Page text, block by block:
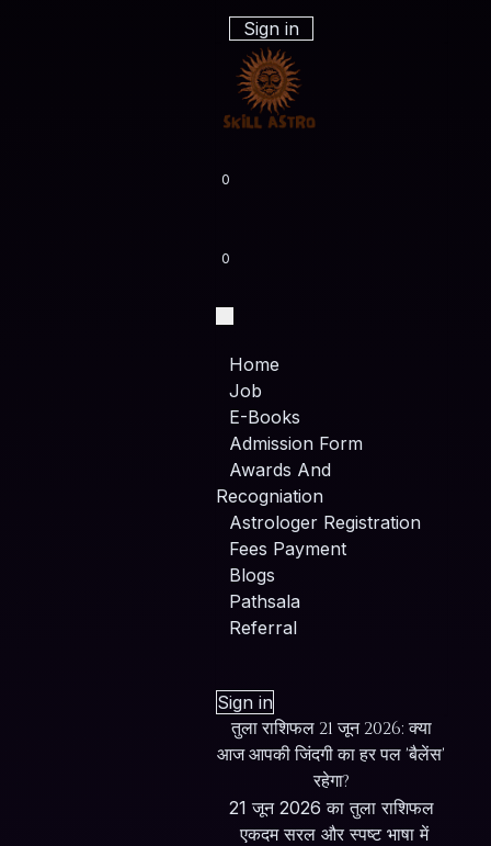
Sign in
0
0
Home
Job
E-Books
Admission Form
Awards And
Recogniation
Astrologer Registration
Fees Payment
Blogs
Pathsala
Referral
Sign in
तुला राशिफल 21 जून 2026: क्या
आज आपकी जिंदगी का हर पल 'बैलेंस'
रहेगा?
21 जून 2026 का तुला राशिफल
एकदम सरल और स्पष्ट भाषा में